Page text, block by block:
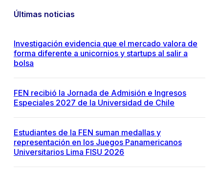
Últimas noticias
Investigación evidencia que el mercado valora de
forma diferente a unicornios y startups al salir a
bolsa
FEN recibió la Jornada de Admisión e Ingresos
Especiales 2027 de la Universidad de Chile
Estudiantes de la FEN suman medallas y
representación en los Juegos Panamericanos
Universitarios Lima FISU 2026